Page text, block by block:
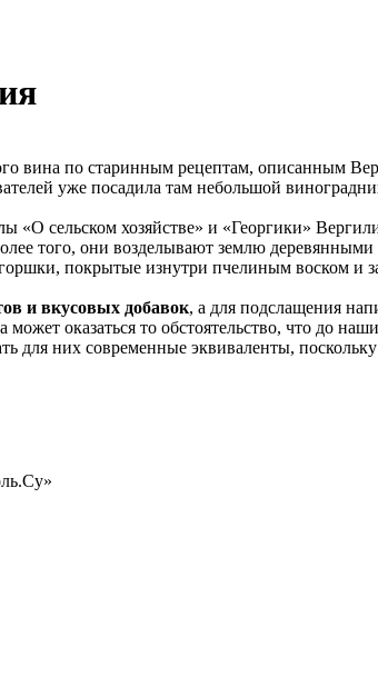
вина по старинным рецептам, описанным
уже посадила там небольшой
«О сельском хозяйстве» и «Георгики»
того, они возделывают землю
покрытые изнутри пчелиным воском и
и вкусовых добавок, а для подслащения
оказаться то обстоятельство, что до
для них современные эквиваленты,